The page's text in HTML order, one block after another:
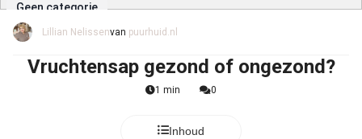
Geen categorie
Lillian Nelissenvan puurhuid.nl
Vruchtensap gezond of ongezond?
1 min 0
Inhoud